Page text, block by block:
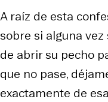
A raíz de esta
sobre si alguna
de abrir su pecho
que no pase,
exactamente de